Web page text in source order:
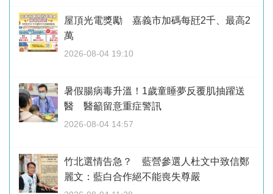
屋頂光電獎勵 嘉義市加碼每瓩2千、最高2
萬
2026-08-04 19:10
暑假腸病毒升溫！1歲童睡夢反覆肌抽躍送
醫 醫籲留意重症警訊
2026-08-04 14:57
竹北選情告急？ 藍營參選人杜文中致信鄭
麗文：藍白合作絕不能喪失尊嚴